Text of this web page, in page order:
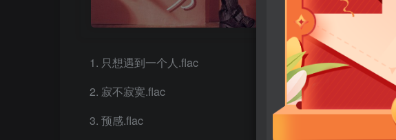
只想遇到一个人.flac
寂不寂寞.flac
预感.flac